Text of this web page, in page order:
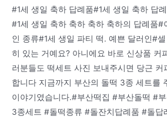
#1세 생일 축하 답례품#1세 생일 축하 답
#1세 생일 축하 축하 축하 축하의 답례품#
인 종류#1세 생일 파티 떡. 예쁜 달러인#
히 있는 거예요? 아니에요 바로 신상품 커
러분들도 떡세트 사진 보내주시면 당근
합니다 지금까지 부산의 돌떡 3종 세트를
이야기였습니다.#부산떡집 #부산돌떡 #
3종세트 #돌떡종류 #돌잔치답례품 #돌답